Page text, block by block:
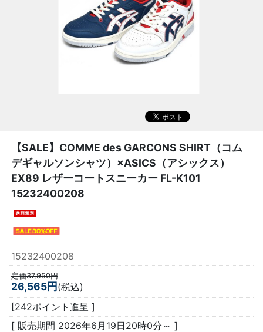
【SALE】 COMME des GARCONS SHIRT（コム
デギャルソンシャツ）×ASICS（アシックス）
EX89 レザーコートスニーカー FL-K101
15232400208
15232400208
定価37,950円
26,565円(税込)
[242ポイント進呈 ]
[ 販売期間 2026年6月19日20時0分 ～ ]